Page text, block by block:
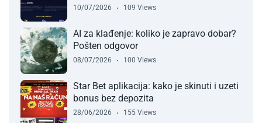
10/07/2026 109 Views
AI za klađenje: koliko je zapravo dobar?
Pošten odgovor
08/07/2026 100 Views
Star Bet aplikacija: kako je skinuti i uzeti
bonus bez depozita
28/06/2026 155 Views